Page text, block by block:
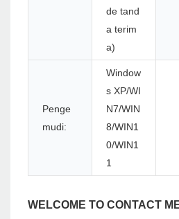
de tand
a terim
a)
Penge
mudi:
Window
s XP/WI
N7/WIN
8/WIN1
0/WIN1
1
WELCOME TO CONTACT